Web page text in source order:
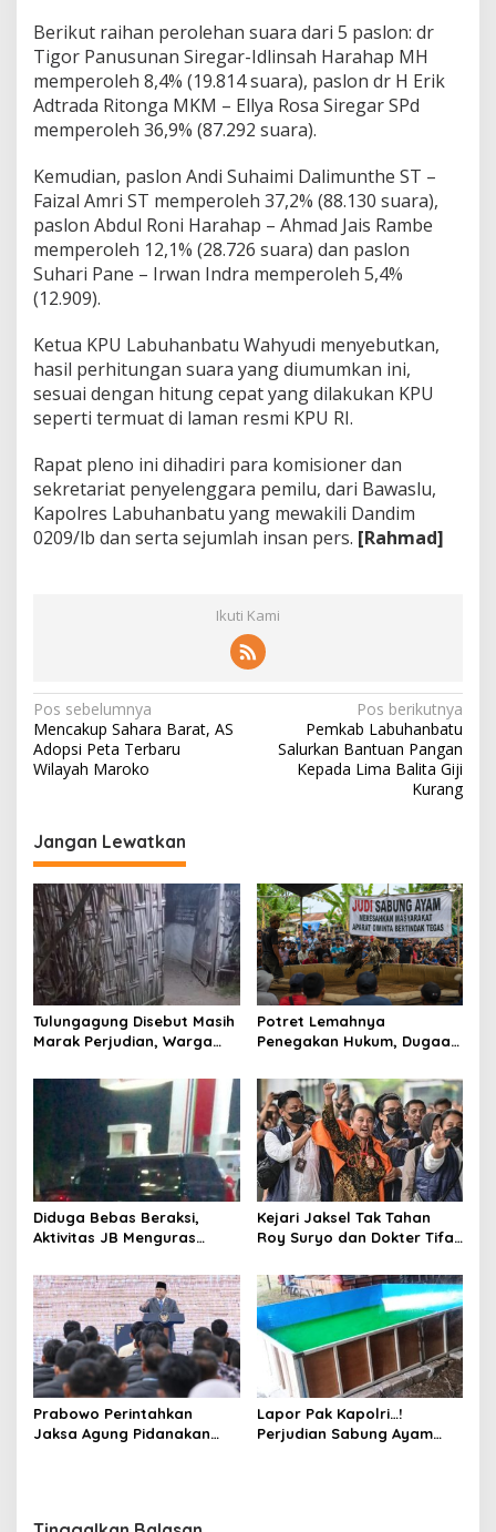
g
u
l
D
a
l
m
P
i
l
k
a
i
L
a
u
a
n
b
t
Berikut raihan perolehan suara dari 5 paslon: dr
Tigor Panusunan Siregar-Idlinsah Harahap MH
memperoleh 8,4% (19.814 suara), paslon dr H Erik
Adtrada Ritonga MKM – Ellya Rosa Siregar SPd
memperoleh 36,9% (87.292 suara).
Kemudian, paslon Andi Suhaimi Dalimunthe ST –
Faizal Amri ST memperoleh 37,2% (88.130 suara),
paslon Abdul Roni Harahap – Ahmad Jais Rambe
memperoleh 12,1% (28.726 suara) dan paslon
Suhari Pane – Irwan Indra memperoleh 5,4%
(12.909).
Ketua KPU Labuhanbatu Wahyudi menyebutkan,
hasil perhitungan suara yang diumumkan ini,
sesuai dengan hitung cepat yang dilakukan KPU
seperti termuat di laman resmi KPU RI.
Rapat pleno ini dihadiri para komisioner dan
sekretariat penyelenggara pemilu, dari Bawaslu,
Kapolres Labuhanbatu yang mewakili Dandim
0209/lb dan serta sejumlah insan pers. [Rahmad]
Ikuti Kami
N
a
v
g
a
s
i
p
o
s
Pos sebelumnya
Mencakup Sahara Barat, AS
Adopsi Peta Terbaru
Wilayah Maroko
Pos berikutnya
Pemkab Labuhanbatu
Salurkan Bantuan Pangan
Kepada Lima Balita Giji
Kurang
Jangan Lewatkan
Tulungagung Disebut Masih
Marak Perjudian, Warga
hingga Usut Dugaan Beking
Potret Lemahnya
Penegakan Hukum, Dugaan
Tulungagung Tuai Sorotan
Diduga Bebas Beraksi,
Aktivitas JB Menguras
Bojonegoro Jadi Sorotan
Warga
Kejari Jaksel Tak Tahan
Roy Suryo dan Dokter Tifa,
Keluarga dan Kepastian
Hukum
Prabowo Perintahkan
Jaksa Agung Pidanakan
Lapor Pak Kapolri…!
Perjudian Sabung Ayam